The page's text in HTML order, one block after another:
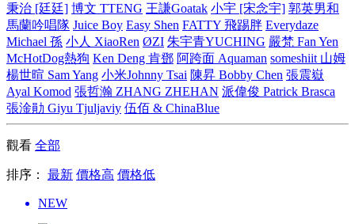
秉治 [廷廷] 博文 TTENG 王謙Goatak 小宇 [宋念宇] 郭英男和
馬蘭吟唱隊 Juice Boy Easy Shen FATTY 飛踢胖 Everydaze
Michael 孫 小人 XiaoRen ØZI 朱宇青YUCHING 嚴梵 Fan Yen
McHotDog熱狗 Ken Deng 肯鄧 阿跨面 Aquaman someshiit 山姆
楊世暄 Sam Yang 小米Johnny Tsai 陳昇 Bobby Chen 張震嶽
Ayal Komod 張哲瀚 ZHANG ZHEHAN 派偉俊 Patrick Brasca
張淦勛 Giyu Tjuljaviy 伍佰 & ChinaBlue
觀看 全部
排序： 最新 價格高 價格低
NEW